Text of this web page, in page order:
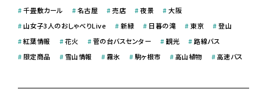
#千畳敷カール #名古屋 #売店 #夜景 # 大阪
#山女子3人のおしゃべりLive # 新緑 # 日暮の滝 #東京 #登山
#紅葉情報 #花火 #菅の台バスセンター # 観光 # 路線バス
# 限定商品 # 雪山情報 #霧氷 #駒ヶ根市 #高山植物 #高速バス